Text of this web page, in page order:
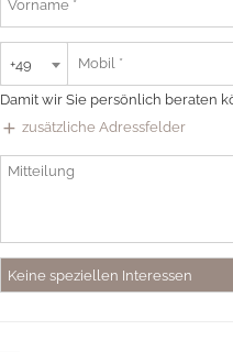
+49
Damit wir Sie persönlich beraten
add zusätzliche Adressfelder
Keine speziellen Interessen